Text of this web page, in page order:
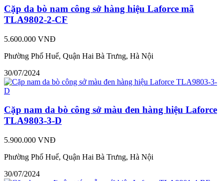
Cặp da bò nam công sở hàng hiệu Laforce mã
TLA9802-2-CF
5.600.000 VNĐ
Phường Phố Huế, Quận Hai Bà Trưng, Hà Nội
30/07/2024
Cặp nam da bò công sở màu đen hàng hiệu Laforce
TLA9803-3-D
5.900.000 VNĐ
Phường Phố Huế, Quận Hai Bà Trưng, Hà Nội
30/07/2024